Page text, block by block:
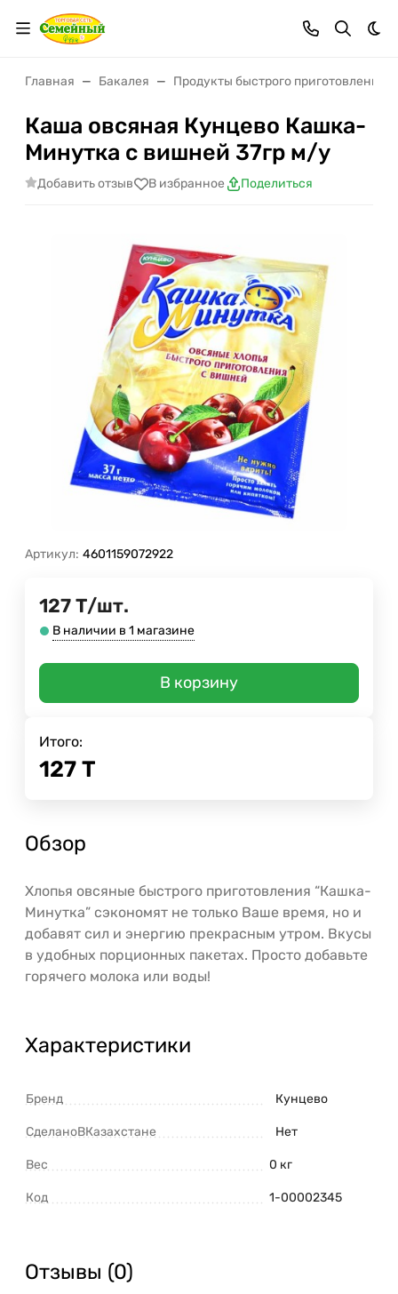
Главная Бакалея Продукты быстрого приготовления
Каша овсяная Кунцево Кашка-
Минутка с вишней 37гр м/у
Добавить отзыв В избранное Поделиться
Артикул: 4601159072922
127 Т/шт.
В наличии в 1 магазине
В корзину
Итого:
127 Т
Обзор
Хлопья овсяные быстрого приготовления “Кашка-
Минутка” сэкономят не только Ваше время, но и
добавят сил и энергию прекрасным утром. Вкусы
в удобных порционных пакетах. Просто добавьте
горячего молока или воды!
Характеристики
Бренд Кунцево
СделаноВКазахстане Нет
Вес 0 кг
Код 1-00002345
Отзывы (0)